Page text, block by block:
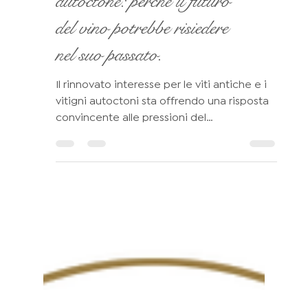
autoctone: perché il futuro
del vino potrebbe risiedere
nel suo passato.
Il rinnovato interesse per le viti antiche e i
vitigni autoctoni sta offrendo una risposta
Finale, una risposta che non si basa